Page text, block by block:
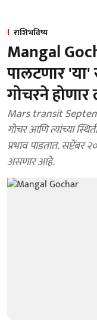
राशिभविष्य
Mangal
पालटणार 'या'
गोचरने
Mars transit
गोचर आणि त्यांच्या
प्रभाव पाडतात. सप्टेंबर
असणार आहे.